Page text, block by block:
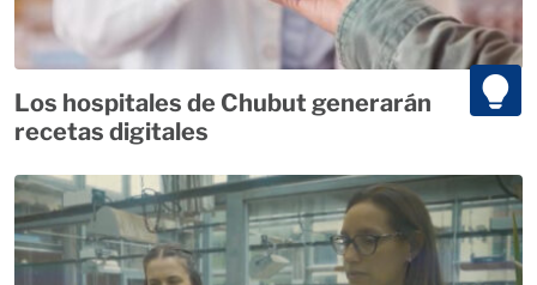
Los hospitales de Chubut generarán
recetas digitales